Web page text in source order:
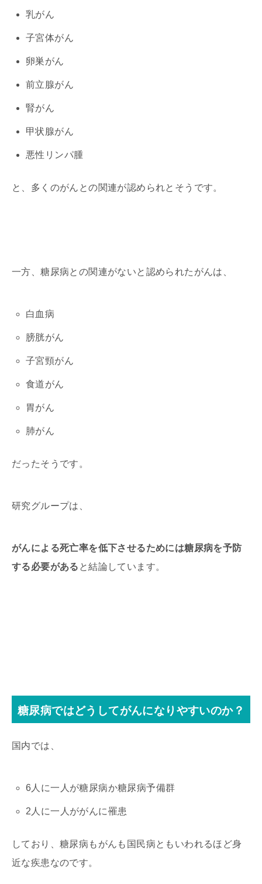
乳がん
子宮体がん
卵巣がん
前立腺がん
腎がん
甲状腺がん
悪性リンパ腫
と、多くのがんとの関連が認められとそうです。
一方、糖尿病との関連がないと認められたがんは、
白血病
膀胱がん
子宮頸がん
食道がん
胃がん
肺がん
だったそうです。
研究グループは、
がんによる死亡率を低下させるためには糖尿病を予防
する必要がある と結論しています。
糖尿病ではどうしてがんになりやすいのか？
国内では、
6人に一人が糖尿病か糖尿病予備群
2人に一人ががんに罹患
しており、糖尿病もがんも国民病ともいわれるほど身
近な疾患なのです。